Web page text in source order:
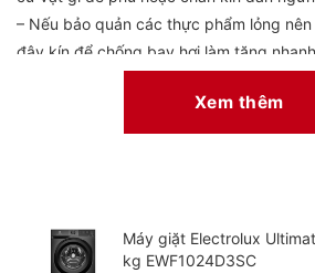
– Nếu bảo quản các thực phẩm lỏng
đậy kín để chống bay hơi làm tăng
– Không để trong tủ các chất axit -bazo
biệt các chất chay nổ tủ lạnh làm bằng
Xem thêm
Máy giặt Electrolux
kg EWF1024D3SC